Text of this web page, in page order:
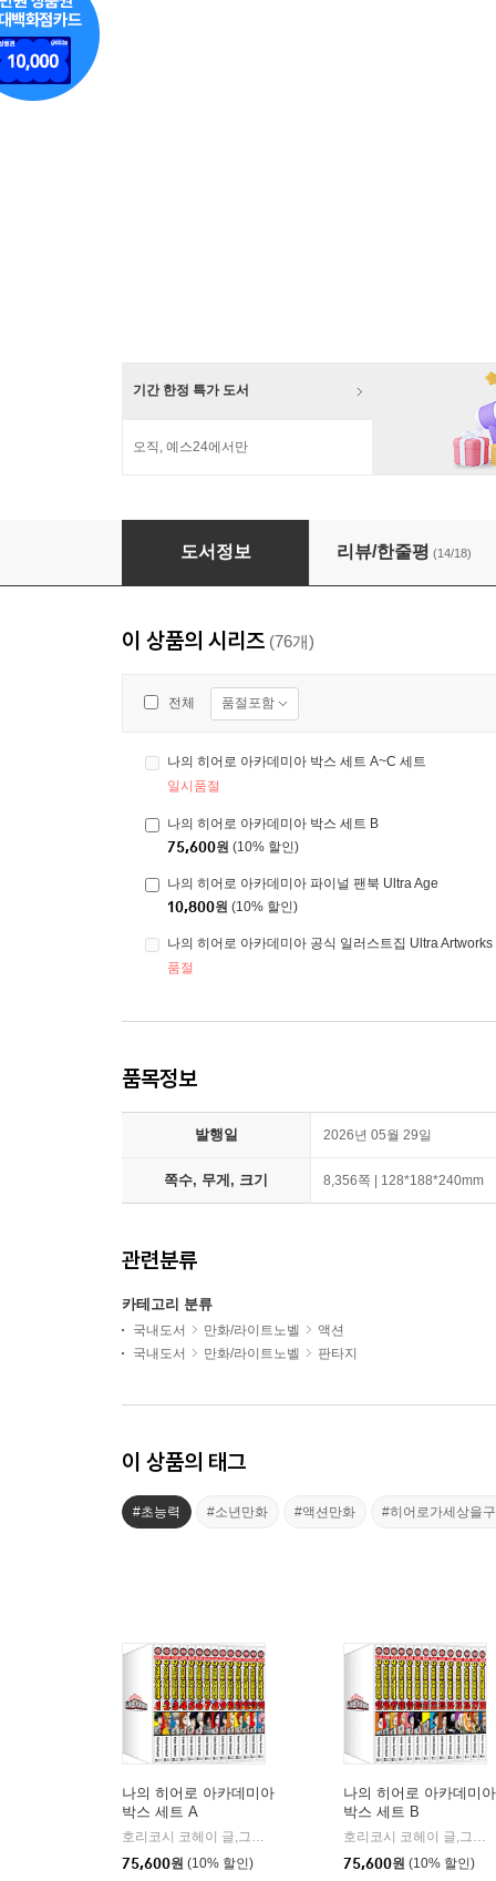
기간 한정 특가 도서
오직, 예스24에서만
나의 히어로 아카데미아 박스 세트 A~C 세트
도서정보 리뷰/한줄평 (14/18)
이 상품의 시리즈 (76개)
전체 품절포함
나의 히어로 아카데미아 박스 세트 A~C 세트
일시품절
나의 히어로 아카데미아 박스 세트 B
75,600원 (10% 할인)
나의 히어로 아카데미아 파이널 팬북 Ultra Age
10,800원 (10% 할인)
나의 히어로 아카데미아 공식 일러스트집 Ultra Artworks
품절
품목정보
발행일 2026년 05월 29일
쪽수, 무게, 크기 8,356쪽 | 128*188*240mm
관련분류
카테고리 분류
국내도서 만화/라이트노벨
액션
국내도서
만화/라이트노벨 판타지
이 상품의 태그
#초능력 #소년만화 #액션만화 #히어로가세상을
나의 히어로 아카데미아
박스 세트 A
호리코시 코헤이 글,그림/오경화 역
서울미디어코믹스(서울문
75,600원 (10% 할인)
나의 히어로 아카데미아
박스 세트 B
호리코시 코헤이 글,그림/오경화 역
75,600원 (10% 할인)